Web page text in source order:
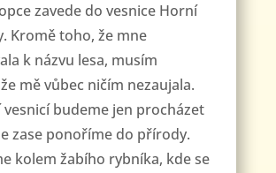
zavede do vesnice Horní
Kromě toho, že mne
k názvu lesa, musím
mě vůbec ničím nezaujala.
vesnicí budeme jen procházet
zase ponoříme do přírody.
kolem žabího rybníka, kde se